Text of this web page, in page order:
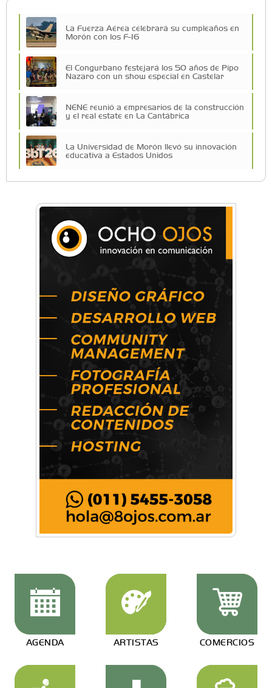
La Fuerza Aérea celebrará su cumpleaños en
Morón con los F-16
El Congurbano festejará los 50 años de Pipo
Nazaro con un show especial en Castelar
NENE reunió a empresarios de la construcción
y el real estate en La Cantábrica
La Universidad de Morón llevó su innovación
educativa a Estados Unidos
La primera vez que Eva Perón voló en avión lo
hizo desde Morón
Mariana Croce: "Hoy las empresas necesitan
un asesoramiento integral para crecer con
Música, teatro, yoga, danza y mucho más:
Conocé todos los talleres para aprender y
disfrutar en la Zona Oeste
AGENDA ARTISTAS COMERCIOS